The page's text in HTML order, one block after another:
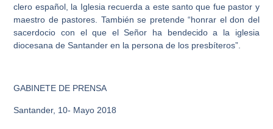
clero español, la Iglesia recuerda a este santo que fue pastor y
maestro de pastores. También se pretende “honrar el don del
sacerdocio con el que el Señor ha bendecido a la iglesia
diocesana de Santander en la persona de los presbíteros”.
GABINETE DE PRENSA
Santander, 10- Mayo 2018